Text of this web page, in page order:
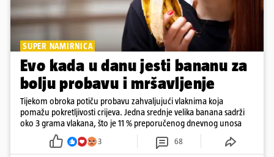
SUPER NAMIRNICA
Evo kada u danu jesti bananu za
bolju probavu i mršavljenje
Tijekom obroka potiču probavu zahvaljujući vlaknima koja
pomažu pokretljivosti crijeva. Jedna srednje velika banana sadrži
oko 3 grama vlakana, što je 11 % preporučenog dnevnog unosa
3 68